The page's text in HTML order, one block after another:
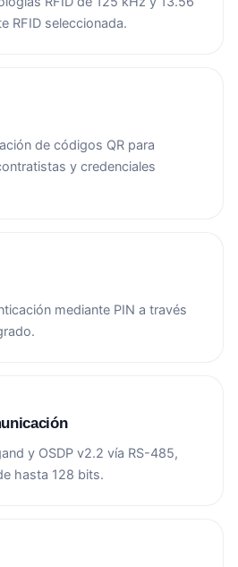
RFID seleccionada.
de códigos QR para
y credenciales
mediante PIN a través
y OSDP v2.2 vía RS-485,
hasta 128 bits.